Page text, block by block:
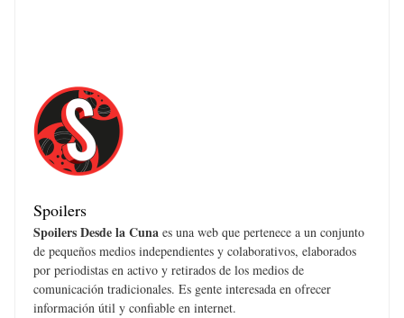
Spoilers
Spoilers Desde la Cuna es una web que pertenece a un conjunto
de pequeños medios independientes y colaborativos, elaborados
por periodistas en activo y retirados de los medios de
comunicación tradicionales. Es gente interesada en ofrecer
información útil y confiable en internet.